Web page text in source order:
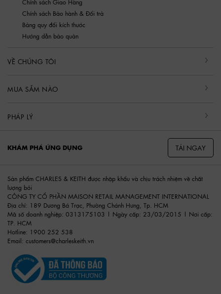
Chính sách Giao Hàng
Chính sách Bảo hành & Đổi trả
Bảng quy đổi kích thước
Hướng dẫn bảo quản
VỀ CHÚNG TÔI
MUA SẮM NÀO
PHÁP LÝ
KHÁM PHÁ ỨNG DỤNG TẢI NGAY
Sản phẩm CHARLES & KEITH được nhập khẩu và chịu trách nhiệm về chất
lượng bởi
CÔNG TY CỔ PHẦN MAISON RETAIL MANAGEMENT INTERNATIONAL
Địa chỉ: 189 Dương Bá Trạc, Phường Chánh Hưng, Tp. HCM
Mã số doanh nghiệp: 0313175103 | Ngày cấp: 23/03/2015 | Nơi cấp:
TP. HCM
Hotline: 1900 252 538
Email: customers@charleskeith.vn